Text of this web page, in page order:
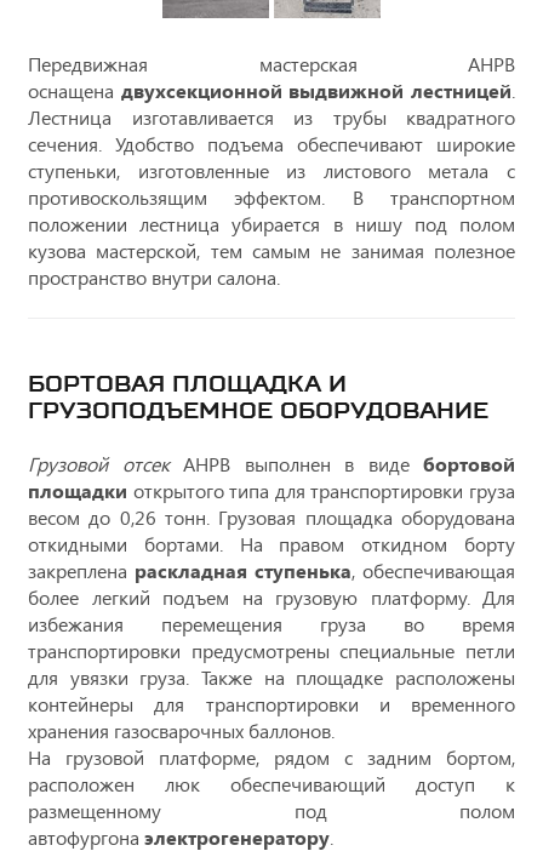
Передвижная мастерская АНРВ
оснащена двухсекционной выдвижной лестницей
Лестница изготавливается из трубы квадратного
сечения. Удобство подъема обеспечивают широкие
ступеньки, изготовленные из листового метала с
противоскользящим эффектом. В транспортном
положении лестница убирается в нишу под полом
кузова мастерской, тем самым не занимая полезное
пространство внутри салона.
БОРТОВАЯ ПЛОЩАДКА И
ГРУЗОПОДЪЕМНОЕ ОБОРУДОВАНИЕ
Грузовой отсекАНРВ выполнен в виде бортовой
площадки открытого типа для транспортировки груза
весом до 0,26 тонн. Грузовая площадка оборудована
откидными бортами. На правом откидном борту
закреплена раскладная ступенька, обеспечивающая
более легкий подъем на грузовую платформу. Для
избежания перемещения груза во время
транспортировки предусмотрены специальные петли
для увязки груза. Также на площадке расположены
контейнеры для транспортировки и временного
хранения газосварочных баллонов.
На грузовой платформе, рядом с задним бортом,
расположен люк обеспечивающий доступ к
размещенному под полом
автофургона электрогенератору